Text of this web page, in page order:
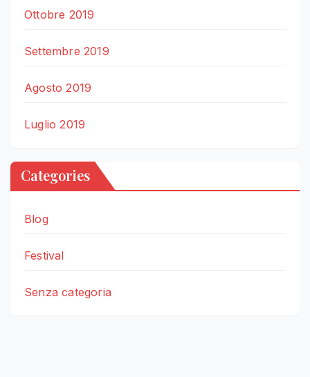
Ottobre 2019
Settembre 2019
Agosto 2019
Luglio 2019
Categories
Blog
Festival
Senza categoria